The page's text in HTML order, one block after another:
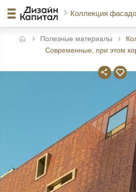
Коллекция
Полезные материалы
Современные, при этом